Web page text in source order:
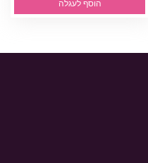
הוסף לעגלה